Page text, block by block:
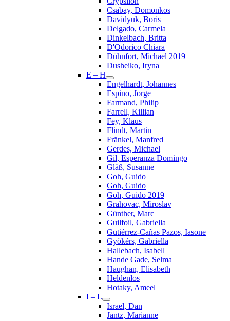
Csabay, Domonkos
Davidyuk, Boris
Delgado, Carmela
Dinkelbach, Britta
D'Odorico Chiara
Dühnfort, Michael 2019
Dusheiko, Iryna
E – H
Engelhardt, Johannes
Espino, Jorge
Farmand, Philip
Farrell, Killian
Fey, Klaus
Flindt, Martin
Fränkel, Manfred
Gerdes, Michael
Gil, Esperanza Domingo
Gläß, Susanne
Goh, Guido
Goh, Guido
Goh, Guido 2019
Grahovac, Miroslav
Günther, Marc
Guilfoil, Gabriella
Gutiérrez-Cañas Pazos, Iasone
Gyökérs, Gabriella
Hallebach, Isabell
Hande Gade, Selma
Haughan, Elisabeth
Heldenlos
Hotaky, Ameel
I – L
Israel, Dan
Jantz, Marianne